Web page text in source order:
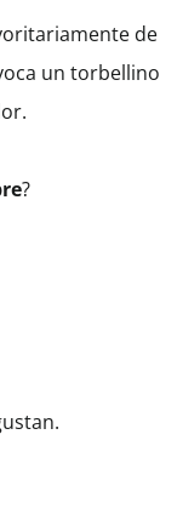
de
un torbellino
?